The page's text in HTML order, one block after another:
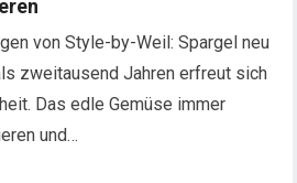
von Style-by-Weil: Spargel neu
zweitausend Jahren erfreut sich
Das edle Gemüse immer
und…